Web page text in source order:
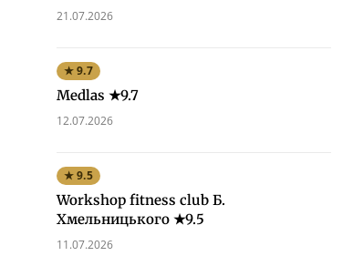
21.07.2026
★ 9.7
Medlas ★9.7
12.07.2026
★ 9.5
Workshop fitness club Б.
Хмельницького ★9.5
11.07.2026